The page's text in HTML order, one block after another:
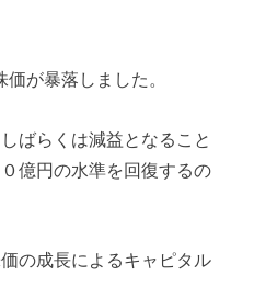
が暴落しました。
ばらくは減益となること
億円の水準を回復するの
の成長によるキャピタル